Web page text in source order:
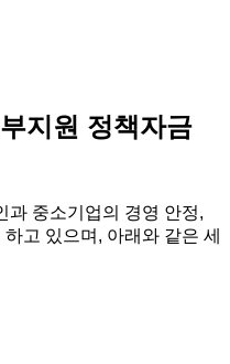
지원 정책자금
과 중소기업의 경영 안정,
고 있으며, 아래와 같은 세